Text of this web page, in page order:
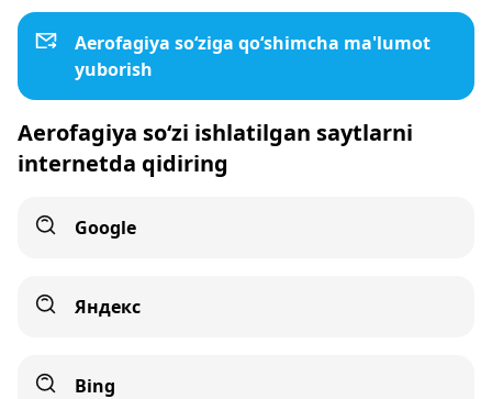
Aerofagiya so‘ziga qo‘shimcha ma'lumot
yuborish
Aerofagiya so‘zi ishlatilgan saytlarni
internetda qidiring
Google
Яндекс
Bing